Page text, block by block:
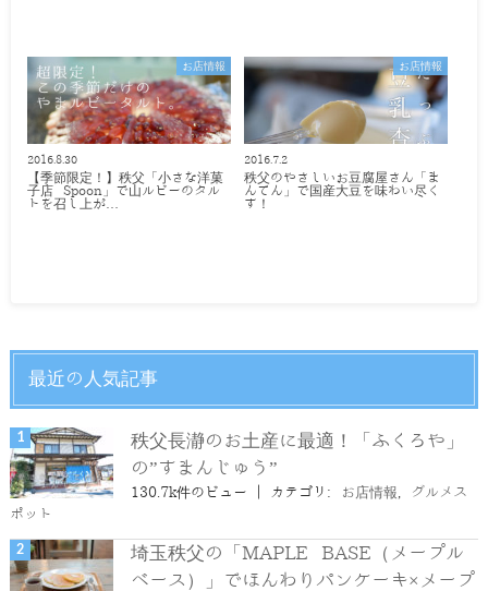
お店情報
2016.8.30
【季節限定！】秩父「小さな洋菓
子店 Spoon」で山ルビーのタル
トを召し上が…
お店情報
2016.7.2
秩父のやさしいお豆腐屋さん「ま
んてん」で国産大豆を味わい尽く
す！
最近の人気記事
秩父長瀞のお土産に最適！「ふくろや」
の”すまんじゅう”
130.7k件のビュー カテゴリ: お店情報
グルメス
ポット
埼玉秩父の「MAPLE BASE（メープル
ベース）」でほんわりパンケーキ×メープ